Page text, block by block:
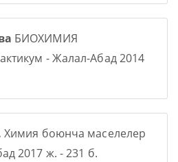
БИОХИМИЯ
- Жалал-Абад 2014
Химия боюнча маселелер
2017 ж. - 231 б.